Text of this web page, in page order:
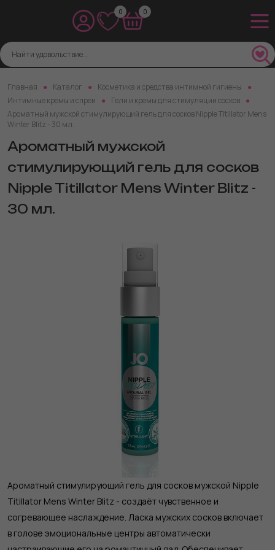
0 0
Главная Каталог
Косметика и средства интимной гигиены
Интимные кремы и спреи
Гели и кремы для стимуляции сосков
Ароматный мужской стимулирующий гель для сосков Nipple Titillator Mens
Winter Blitz - 30 мл.
Ароматный мужской
стимулирующий гель для сосков
Nipple Titillator Mens Winter Blitz -
30 мл.
Ароматный стимулирующий гель для сосков мужской Nipple
Titillator Mens Winter Blitz - создаёт чувственное и
согревающее наслаждение. Ласка мужских сосков включает
в голове эмоциональные центры автоматически